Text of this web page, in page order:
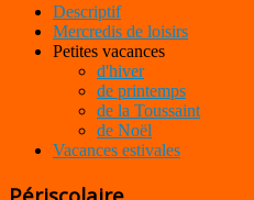
Descriptif
Mercredis de loisirs
Petites vacances
d'hiver
de printemps
de la Toussaint
de Noël
Vacances estivales